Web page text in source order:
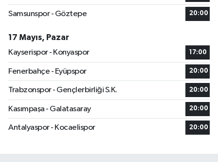
Samsunspor - Göztepe 20:00
17 Mayıs, Pazar
Kayserispor - Konyaspor
17:00
Fenerbahçe - Eyüpspor 20:00
Trabzonspor - Gençlerbirliği S.K. 20:00
Kasımpaşa - Galatasaray 20:00
Antalyaspor - Kocaelispor 20:00